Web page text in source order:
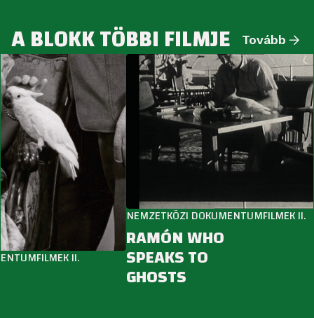
A BLOKK TÖBBI FILMJE Tovább
II.
NEMZETKÖZI DOKUMENTUMFILMEK II.
RAMÓN WHO
SPEAKS TO
GHOSTS